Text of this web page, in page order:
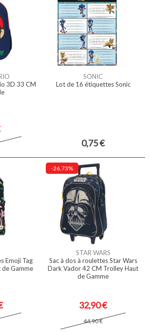
3D 33 CM
SONIC
Lot de 16 étiquettes Sonic
0,75 €
Emoji Tag
Gamme
-26.73%
STAR WARS
Sac à dos à roulettes Star Wars
Dark Vador 42 CM Trolley Haut
de Gamme
32,90 €
44,90 €